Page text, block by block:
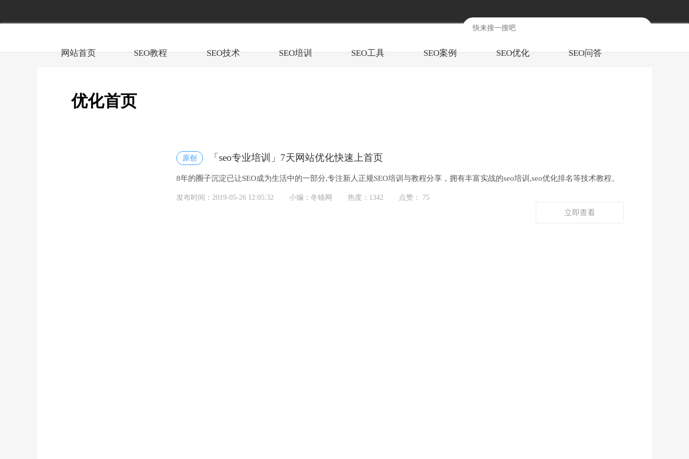
网站首页 SEO教程 SEO技术 SEO培训 SEO工具 SEO案例 SEO优化 SEO问答
优化首页
原创 「seo专业培训」7天网站优化快速上首页
8年的圈子沉淀已让SEO成为生活中的一部分,专注新人正规SEO培训与教程分享，拥有丰富实战的seo培训,seo优化排名等技术教程。
发布时间：2019-05-26 12:05:32 小编：冬镜网 热度：1342 点赞： 75
立即查看